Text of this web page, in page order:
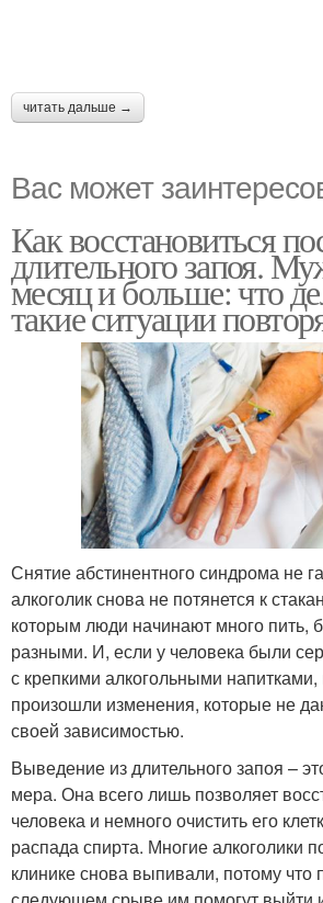
читать дальше →
Вас может
Как восстановиться
длительного запоя.
месяц и больше: что
такие ситуации
Снятие абстинентного синдрома не
алкоголик снова не потянется к
которым люди начинают много
разными. И, если у человека были
с крепкими алкогольными напитками,
произошли изменения, которые не
своей зависимостью.
Выведение из длительного запоя –
мера. Она всего лишь позволяет
человека и немного очистить его
распада спирта. Многие алкоголики
клинике снова выпивали, потому что